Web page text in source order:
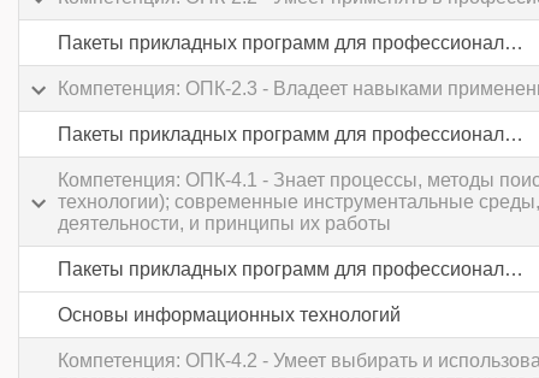
Пакеты прикладных программ для профессиональной деятельности
Компетенция: ОПК-2.3 - Владеет навыками
Пакеты прикладных программ для профессиональной деятельности
Компетенция: ОПК-4.1 - Знает процессы, методы
технологии); современные инструментальные
деятельности, и принципы их работы
Пакеты прикладных программ для профессиональной деятельности
Основы информационных технологий
Компетенция: ОПК-4.2 - Умеет выбирать и